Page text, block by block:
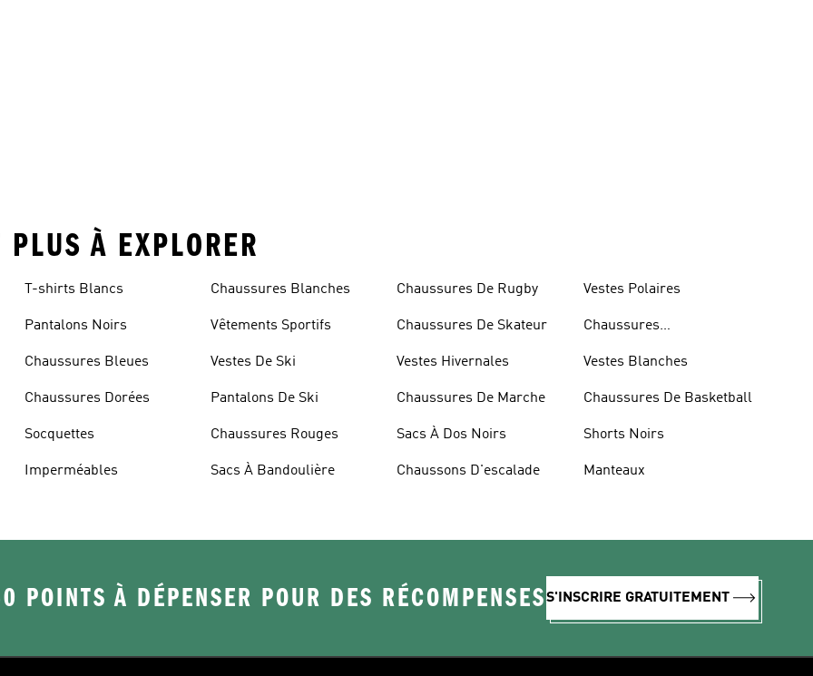
PLUS À EXPLORER
T-shirts Blancs
Pantalons Noirs
Chaussures Bleues
Chaussures Dorées
Socquettes
Imperméables
Chaussures Blanches
Vêtements Sportifs
Vestes De Ski
Pantalons De Ski
Chaussures Rouges
Sacs À Bandoulière
Chaussures De Rugby
Chaussures De Skateur
Vestes Hivernales
Chaussures De Marche
Sacs À Dos Noirs
Chaussons D'escalade
Vestes Polaires
Chaussures
Vestes Blanches
Chaussures De Basketball
Shorts Noirs
Manteaux
POINTS À DÉPENSER POUR DES RÉCOMPENSESS'INSCRIRE GRATUITEMENT